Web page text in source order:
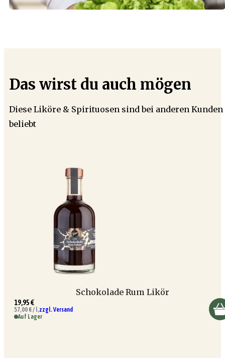
Das wirst du auch mögen
Diese Liköre & Spirituosen sind bei anderen Kunden
beliebt
Schokolade Rum Likör
19,95 €
57,00 € / l,zzgl. Versand
Auf Lager